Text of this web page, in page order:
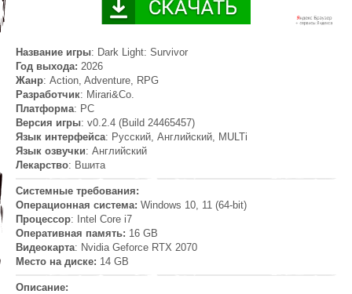
Название игры: Dark Light: Survivor
Год выхода: 2026
Жанр: Action, Adventure, RPG
Разработчик: Mirari&Co.
Платформа: PC
Версия игры: v0.2.4 (Build 24465457)
Язык интерфейса: Русский, Английский, MULTi
Язык озвучки: Английский
Лекарство: Вшита
Системные требования:
Операционная система: Windows 10, 11 (64-bit)
Процессор: Intel Core i7
Оперативная память: 16 GB
Видеокарта: Nvidia Geforce RTX 2070
Место на диске: 14 GB
Описание: